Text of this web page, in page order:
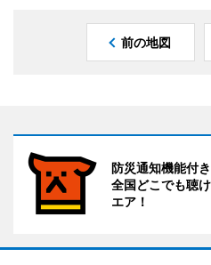
前の地図
防災通知機能付
全国どこでも聴
エア！